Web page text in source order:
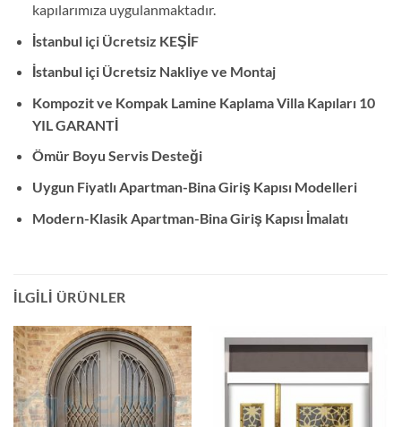
kapılarımıza uygulanmaktadır.
İstanbul içi Ücretsiz KEŞİF
İstanbul içi Ücretsiz Nakliye ve Montaj
Kompozit ve Kompak Lamine Kaplama Villa Kapıları 10
YIL GARANTİ
Ömür Boyu Servis Desteği
Uygun Fiyatlı Apartman-Bina Giriş Kapısı Modelleri
Modern-Klasik Apartman-Bina Giriş Kapısı İmalatı
İLGILI ÜRÜNLER